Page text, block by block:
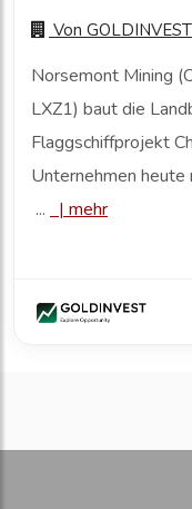
Von
Norsemont Mining
LXZ1) baut die
Flaggschiffprojekt
Unternehmen
... |mehr